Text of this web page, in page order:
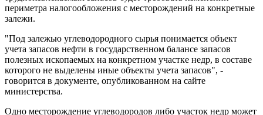
периметра налогообложения с месторождений на конкретные
залежи.
"Под залежью углеводородного сырья понимается объект
учета запасов нефти в государственном балансе запасов
полезных ископаемых на конкретном участке недр, в составе
которого не выделены иные объекты учета запасов", -
говорится в документе, опубликованном на сайте
министерства.
Одно месторождение углеводородов либо участок недр может